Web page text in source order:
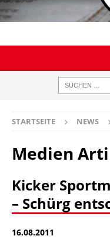
STARTSEITE NEWS
Medien
Kicker
– Schürg
16.08.2011